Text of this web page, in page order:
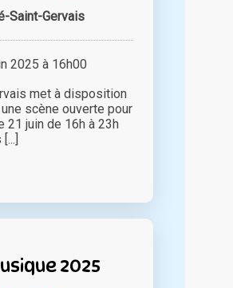
Saint-Gervais
2025 à 16h00
met à disposition
scène ouverte pour
21 juin de 16h à 23h
2025